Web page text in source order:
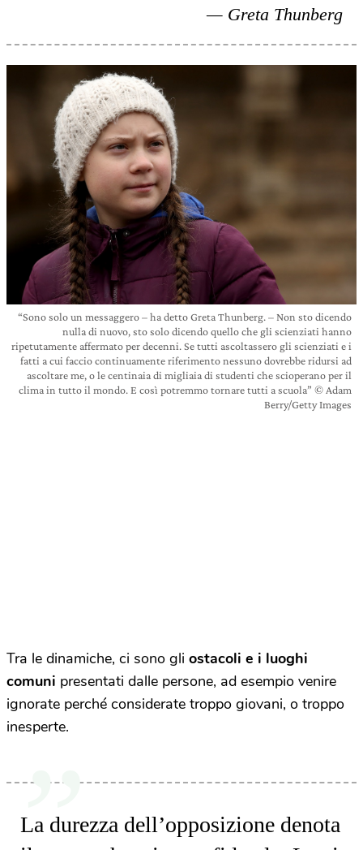
Greta Thunberg
“Sono solo un messaggero – ha detto Greta Thunberg. – Non sto dicendo
nulla di nuovo, sto solo dicendo quello che gli scienziati hanno
ripetutamente affermato per decenni. Se tutti ascoltassero gli scienziati e i
fatti a cui faccio continuamente riferimento nessuno dovrebbe ridursi ad
ascoltare me, o le centinaia di migliaia di studenti che scioperano per il
clima in tutto il mondo. E così potremmo tornare tutti a scuola” © Adam
Berry/Getty Images
Tra le dinamiche, ci sono gli ostacoli e i luoghi
comuni presentati dalle persone, ad esempio venire
ignorate perché considerate troppo giovani, o troppo
inesperte.
La durezza dell’opposizione denota